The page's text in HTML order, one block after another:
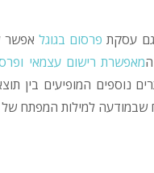
עסקת פרסום בגוגלאפשר
מאפשרת רישום עצמאי
נוספים המופיעים בין
שבמודעה למילות המפתח של